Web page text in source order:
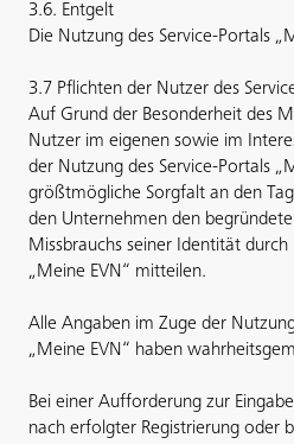
3.6. Entgelt
Die Nutzung des Service-Portals
3.7 Pflichten der Nutzer des
Auf Grund der Besonderheit des
Nutzer im eigenen sowie im
der Nutzung des Service-Portals
größtmögliche Sorgfalt an den
den Unternehmen den
Missbrauchs seiner Identität durch
„Meine EVN“ mitteilen.
Alle Angaben im Zuge der
„Meine EVN“ haben
Bei einer Aufforderung zur
nach erfolgter Registrierung oder